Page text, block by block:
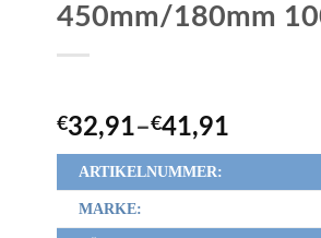
450mm/180mm
€32,91–€41,91
ARTIKELNUMMER:
MARKE: